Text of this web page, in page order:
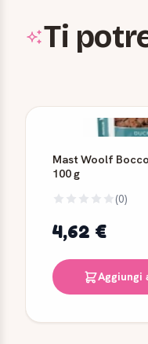
Ti
Mast Woolf
100 g
(0)
4,62 €
Aggiungi